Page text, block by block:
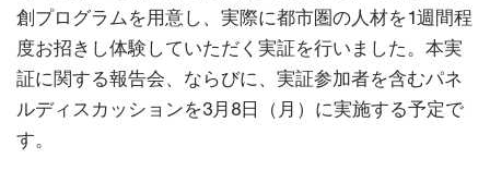
創プログラムを用意し、実際に都市圏の人材を1週間程
度お招きし体験していただく実証を行いました。本実
証に関する報告会、ならびに、実証参加者を含むパネ
ルディスカッションを3月8日（月）に実施する予定で
す。